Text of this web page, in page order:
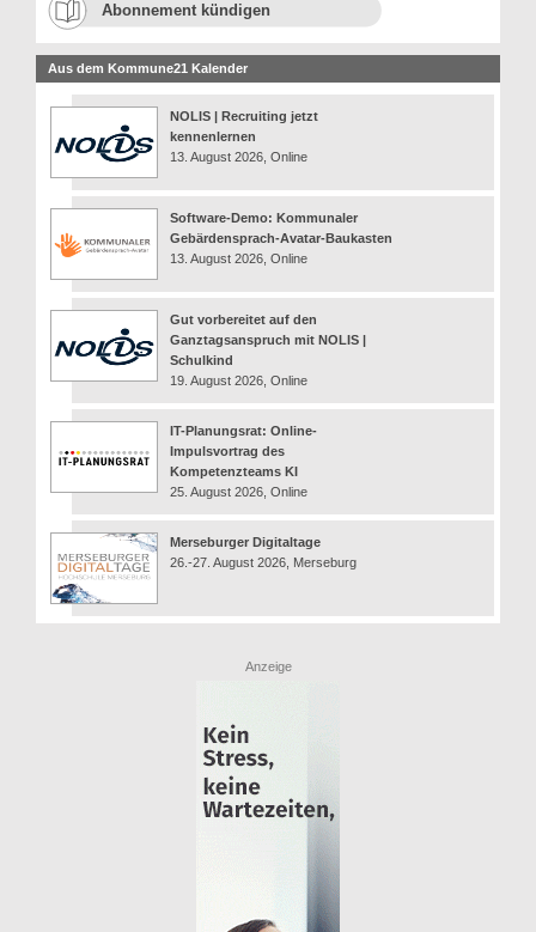
Abonnement kündigen
Aus dem Kommune21 Kalender
NOLIS | Recruiting jetzt
kennenlernen
13. August 2026, Online
Software-Demo: Kommunaler
Gebärdensprach-Avatar-Baukasten
13. August 2026, Online
Gut vorbereitet auf den
Ganztagsanspruch mit NOLIS |
Schulkind
19. August 2026, Online
IT-Planungsrat: Online-
Impulsvortrag des
Kompetenzteams KI
25. August 2026, Online
Merseburger Digitaltage
26.-27. August 2026, Merseburg
Anzeige